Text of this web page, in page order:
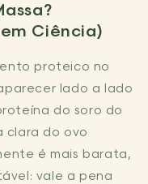
Ciência)
proteico no
lado a lado
do soro do
clara do ovo
é mais barata,
vale a pena